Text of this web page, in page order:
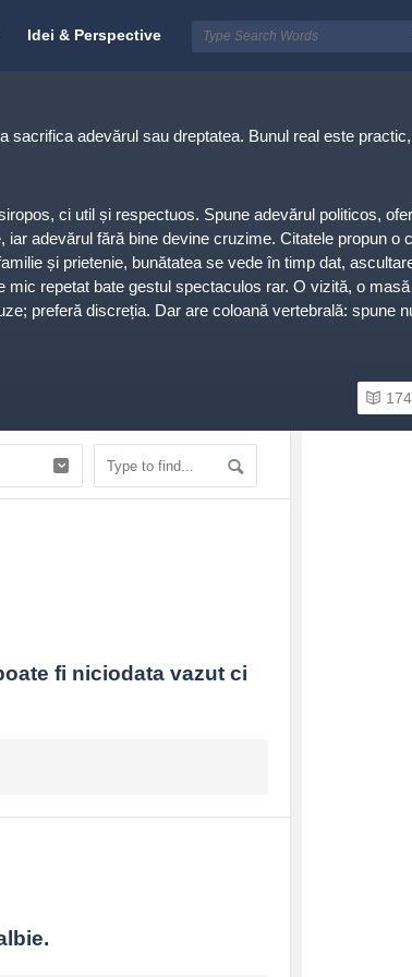
Idei & Perspective
adevărul sau dreptatea. Bunul real este
ci util și respectuos. Spune adevărul politicos,
adevărul fără bine devine cruzime. Citatele propun o
și prietenie, bunătatea se vede în timp dat,
repetat bate gestul spectaculos rar. O vizită, o
preferă discreția. Dar are coloană vertebrală: spune
înfloresc.
nu o slăbește.
174
fi niciodata vazut ci